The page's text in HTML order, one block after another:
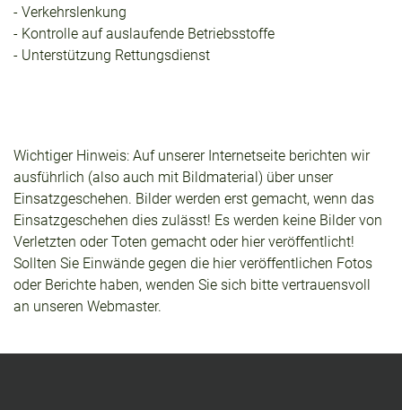
- Verkehrslenkung
- Kontrolle auf auslaufende Betriebsstoffe
- Unterstützung Rettungsdienst
Wichtiger Hinweis: Auf unserer Internetseite berichten wir
ausführlich (also auch mit Bildmaterial) über unser
Einsatzgeschehen. Bilder werden erst gemacht, wenn das
Einsatzgeschehen dies zulässt! Es werden keine Bilder von
Verletzten oder Toten gemacht oder hier veröffentlicht!
Sollten Sie Einwände gegen die hier veröffentlichen Fotos
oder Berichte haben, wenden Sie sich bitte vertrauensvoll
an unseren Webmaster.